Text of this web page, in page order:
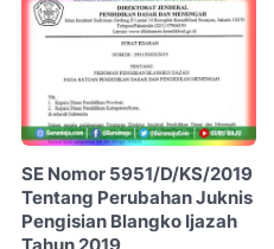
SE Nomor 5951/D/KS/2019
Tentang Perubahan Juknis
Pengisian Blangko Ijazah